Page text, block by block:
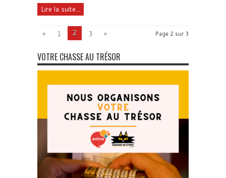
Lire la suite...
Page 2 sur 3
« 1 2 3 »
VOTRE CHASSE AU TRÉSOR